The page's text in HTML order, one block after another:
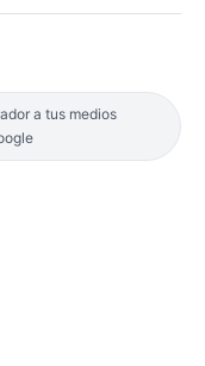
a tus medios